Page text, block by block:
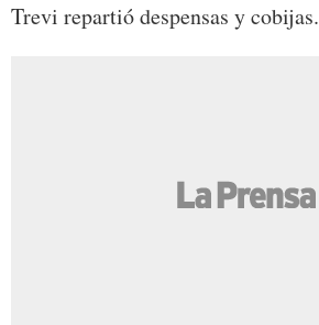
Trevi repartió despensas y cobijas.